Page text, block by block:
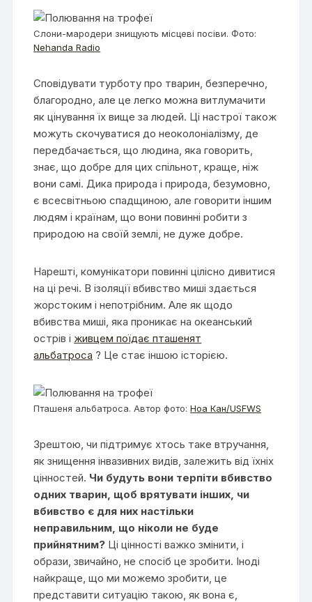
Слони-мародери знищують місцеві посіви. Фото:
Nehanda Radio
Сповідувати турботу про тварин, безперечно,
благородно, але це легко можна витлумачити
як цінування їх вище за людей. Ці настрої також
можуть скочуватися до неоколоніалізму, де
передбачається, що людина, яка говорить,
знає, що добре для цих спільнот, краще, ніж
вони самі. Дика природа і природа, безумовно,
є всесвітньою спадщиною, але говорити іншим
людям і країнам, що вони повинні робити з
природою на своїй землі, не дуже добре.
Нарешті, комунікатори повинні цілісно дивитися
на ці речі. В ізоляції вбивство миші здається
жорстоким і непотрібним. Але як щодо
вбивства миші, яка проникає на океанський
острів і живцем поїдає пташенят
альбатроса ? Це стає іншою історією.
Пташеня альбатроса. Автор фото:Ноа Кан/USFWS
Зрештою, чи підтримує хтось таке втручання,
як знищення інвазивних видів, залежить від їхніх
цінностей. Чи будуть вони терпіти вбивство
одних тварин, щоб врятувати інших, чи
вбивство є для них настільки
неправильним, що ніколи не буде
прийнятним? Ці цінності важко змінити, і
образи, звичайно, не спосіб це зробити. Іноді
найкраще, що ми можемо зробити, це
представити ситуацію такою, як вона є,